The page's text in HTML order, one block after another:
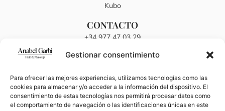
Gestionar consentimiento
Para ofrecer las mejores experiencias, utilizamos tecnologías como las
cookies para almacenar y/o acceder a la información del dispositivo. El
consentimiento de estas tecnologías nos permitirá procesar datos como
el comportamiento de navegación o las identificaciones únicas en este
Kubo
CONTACTO
+34 977 47 03 29
C/ Sant Joan, 16, 43894 El Lligallo del Gànguil, Tarragona
TRABAJA EN ANABEL GARBI
Envía tu CV